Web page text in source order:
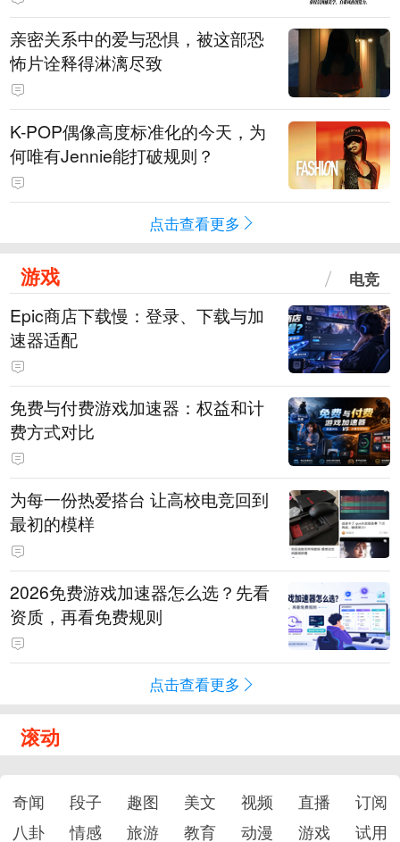
亲密关系中的爱与恐惧，被这部恐
怖片诠释得淋漓尽致
K-POP偶像高度标准化的今天，为
何唯有Jennie能打破规则？
点击查看更多
游戏 电竞
Epic商店下载慢：登录、下载与加
速器适配
免费与付费游戏加速器：权益和计
费方式对比
为每一份热爱搭台 让高校电竞回到
最初的模样
2026免费游戏加速器怎么选？先看
资质，再看免费规则
点击查看更多
滚动
奇闻 段子 趣图 美文 视频 直播
订阅
八卦
情感 旅游 教育 动漫 游戏 试用